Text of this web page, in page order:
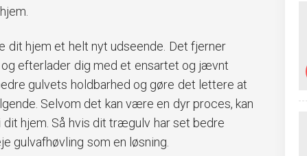
dit hjem et helt nyt udseende. Det fjerner
efterlader dig med et ensartet og jævnt
gulvets holdbarhed og gøre det lettere at
Selvom det kan være en dyr proces, kan
hjem. Så hvis dit trægulv har set bedre
gulvafhøvling som en løsning.